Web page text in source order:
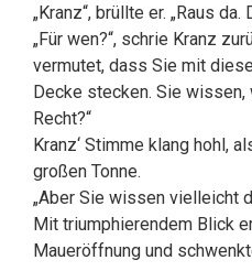
„Kranz“, brüllte er. „Raus
„Für wen?“, schrie Kranz
vermutet, dass Sie mit
Decke stecken. Sie wissen,
Recht?“
Kranz‘ Stimme klang hohl,
großen Tonne.
„Aber Sie wissen vielleicht
Mit triumphierendem Blick
Maueröffnung und